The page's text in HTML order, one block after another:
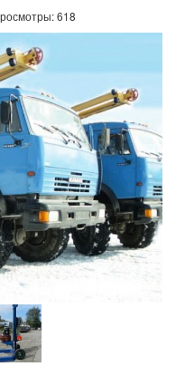
618